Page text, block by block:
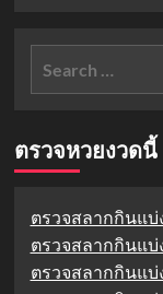
ตรวจหวยงวดนี้
ตรวจสลากกินแบ่
ตรวจสลากกินแบ่
ตรวจสลากกินแบ่